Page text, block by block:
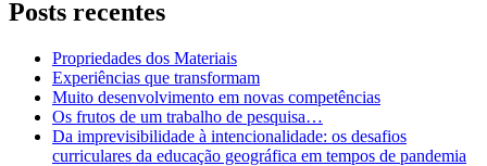
Posts recentes
Propriedades dos Materiais
Experiências que transformam
Muito desenvolvimento em novas competências
Os frutos de um trabalho de pesquisa…
Da imprevisibilidade à intencionalidade: os desafios
curriculares da educação geográfica em tempos de pandemia